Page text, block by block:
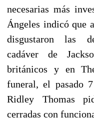
necesarias más
Ángeles indicó que
disgustaron las
cadáver de
británicos y en
funeral, el pasado
Ridley Thomas
cerradas con